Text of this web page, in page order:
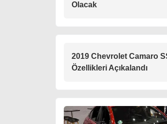
Olacak
2019 Chevrolet Camaro
Özellikleri Açıkalandı